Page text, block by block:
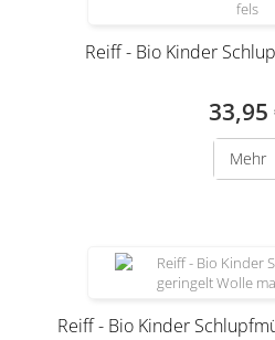
Reiff - Bio Kinder
33,95
Mehr
Reiff - Bio Kinder